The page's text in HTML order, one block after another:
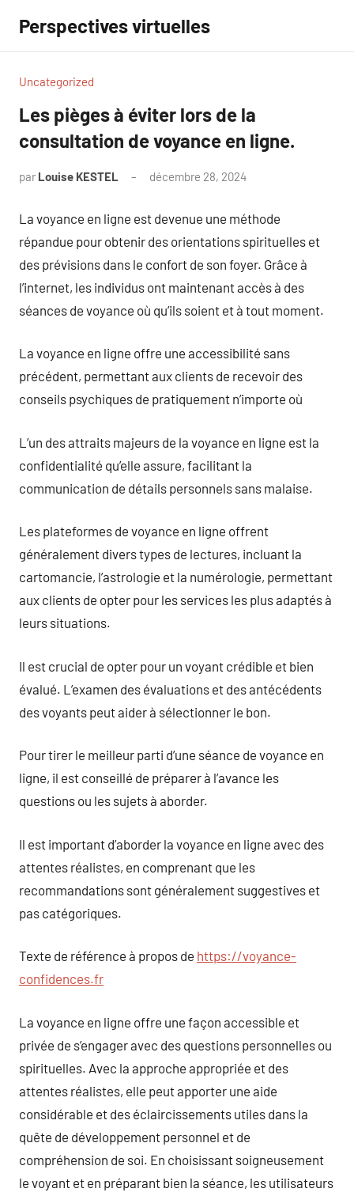
contenu
Perspectives virtuelles
Uncategorized
Les pièges à éviter lors de la
consultation de voyance en ligne.
par Louise KESTEL décembre 28, 2024
La voyance en ligne est devenue une méthode
répandue pour obtenir des orientations spirituelles et
des prévisions dans le confort de son foyer. Grâce à
l’internet, les individus ont maintenant accès à des
séances de voyance où qu’ils soient et à tout moment.
La voyance en ligne offre une accessibilité sans
précédent, permettant aux clients de recevoir des
conseils psychiques de pratiquement n’importe où
L’un des attraits majeurs de la voyance en ligne est la
confidentialité qu’elle assure, facilitant la
communication de détails personnels sans malaise.
Les plateformes de voyance en ligne offrent
généralement divers types de lectures, incluant la
cartomancie, l’astrologie et la numérologie, permettant
aux clients de opter pour les services les plus adaptés à
leurs situations.
Il est crucial de opter pour un voyant crédible et bien
évalué. L’examen des évaluations et des antécédents
des voyants peut aider à sélectionner le bon.
Pour tirer le meilleur parti d’une séance de voyance en
ligne, il est conseillé de préparer à l’avance les
questions ou les sujets à aborder.
Il est important d’aborder la voyance en ligne avec des
attentes réalistes, en comprenant que les
recommandations sont généralement suggestives et
pas catégoriques.
Texte de référence à propos de https://voyance-
confidences.fr
La voyance en ligne offre une façon accessible et
privée de s’engager avec des questions personnelles ou
spirituelles. Avec la approche appropriée et des
attentes réalistes, elle peut apporter une aide
considérable et des éclaircissements utiles dans la
quête de développement personnel et de
compréhension de soi. En choisissant soigneusement
le voyant et en préparant bien la séance, les utilisateurs